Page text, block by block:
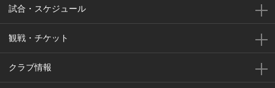
試合・スケジュール
観戦・チケット
クラブ情報